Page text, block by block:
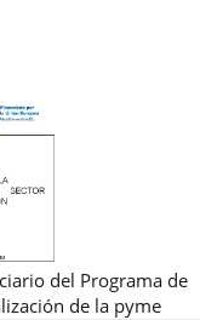
del Programa de
de la pyme